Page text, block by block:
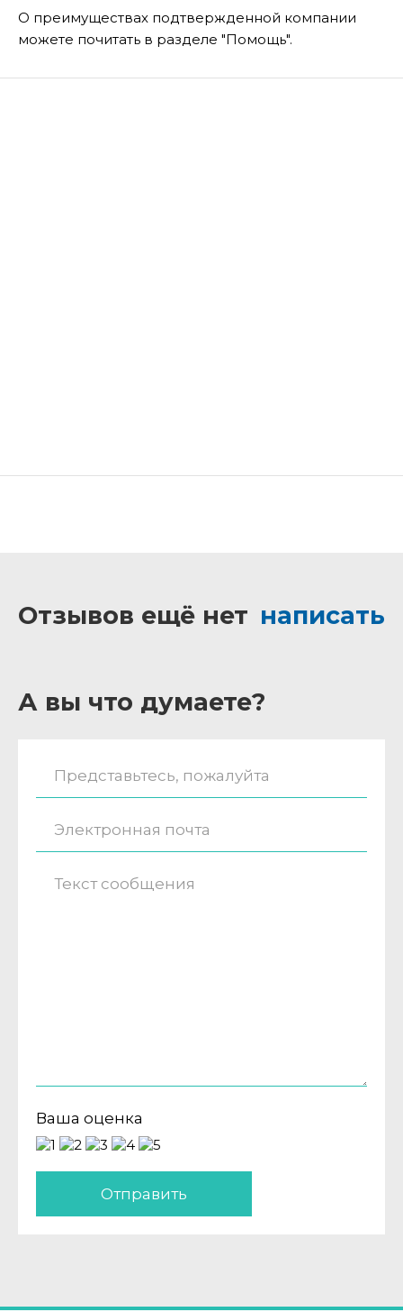
О преимуществах подтвержденной компании
можете почитать в разделе "Помощь".
Отзывов ещё нет написать
А вы что думаете?
Ваша оценка
Отправить